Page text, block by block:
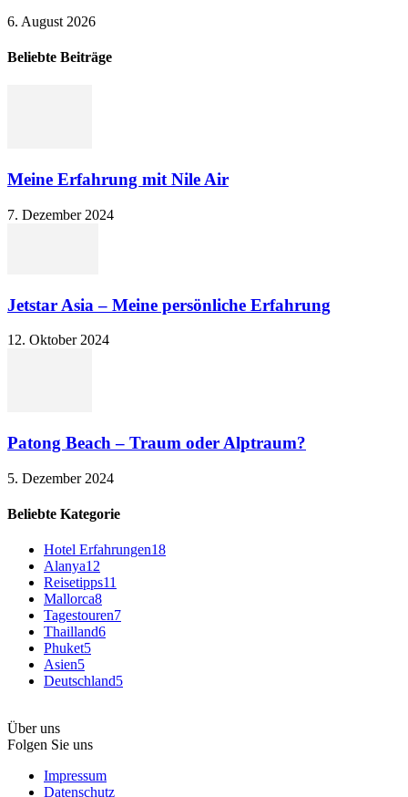
6. August 2026
Beliebte Beiträge
Meine Erfahrung mit Nile Air
7. Dezember 2024
Jetstar Asia – Meine persönliche Erfahrung
12. Oktober 2024
Patong Beach – Traum oder Alptraum?
5. Dezember 2024
Beliebte Kategorie
Hotel Erfahrungen18
Alanya12
Reisetipps11
Mallorca8
Tagestouren7
Thailland6
Phuket5
Asien5
Deutschland5
Über uns
Folgen Sie uns
Impressum
Datenschutz